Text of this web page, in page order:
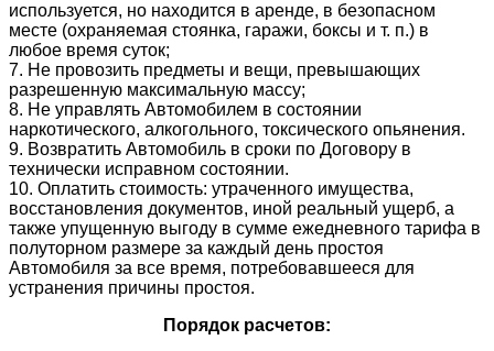
используется, но находится в аренде, в безопасном
месте (охраняемая стоянка, гаражи, боксы и т. п.) в
любое время суток;
7. Не провозить предметы и вещи, превышающих
разрешенную максимальную массу;
8. Не управлять Автомобилем в состоянии
наркотического, алкогольного, токсического опьянения.
9. Возвратить Автомобиль в сроки по Договору в
технически исправном состоянии.
10. Оплатить стоимость: утраченного имущества,
восстановления документов, иной реальный ущерб, а
также упущенную выгоду в сумме ежедневного тарифа в
полуторном размере за каждый день простоя
Автомобиля за все время, потребовавшееся для
устранения причины простоя.
Порядок расчетов: